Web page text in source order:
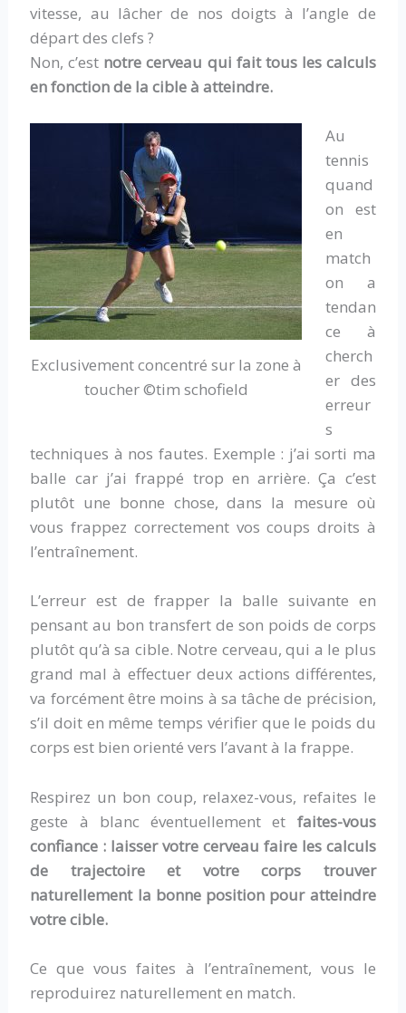
vitesse, au lâcher de nos doigts à l’angle de
départ des clefs ?
Non, c’est notre cerveau qui fait tous les calculs
en fonction de la cible à atteindre.
Exclusivement concentré sur la zone à
toucher ©tim schofield
Au
tennis
quand
on est
en
match
on a
tendan
ce à
cherch
er des
erreur
s
techniques à nos fautes. Exemple : j’ai sorti ma
balle car j’ai frappé trop en arrière. Ça c’est
plutôt une bonne chose, dans la mesure où
vous frappez correctement vos coups droits à
l’entraînement.
L’erreur est de frapper la balle suivante en
pensant au bon transfert de son poids de corps
plutôt qu’à sa cible. Notre cerveau, qui a le plus
grand mal à effectuer deux actions différentes,
va forcément être moins à sa tâche de précision,
s’il doit en même temps vérifier que le poids du
corps est bien orienté vers l’avant à la frappe.
Respirez un bon coup, relaxez-vous, refaites le
geste à blanc éventuellement et faites-vous
confiance : laisser votre cerveau faire les calculs
de trajectoire et votre corps trouver
naturellement la bonne position pour atteindre
votre cible.
Ce que vous faites à l’entraînement, vous le
reproduirez naturellement en match.